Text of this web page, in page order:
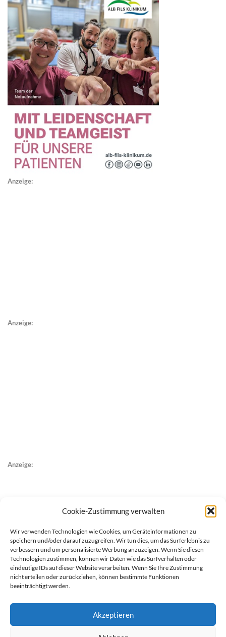
Cookie-Zustimmung verwalten
Wir verwenden Technologien wie Cookies, um Geräteinformationen zu
speichern und/oder darauf zuzugreifen. Wir tun dies, um das Surferlebnis zu
verbessern und um personalisierte Werbung anzuzeigen. Wenn Sie diesen
Technologien zustimmen, können wir Daten wie das Surfverhalten oder
eindeutige IDs auf dieser Website verarbeiten. Wenn Sie Ihre Zustimmung
nicht erteilen oder zurückziehen, können bestimmte Funktionen
beeinträchtigt werden.
Akzeptieren
Anzeige:
Anzeige:
Anzeige: